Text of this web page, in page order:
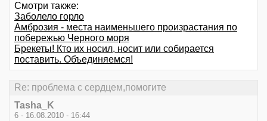
Смотри также:
Заболело горло
Амброзия - места наименьшего произрастания по
побережью Черного моря
Брекеты! Кто их носил, носит или собирается
поставить. Объединяемся!
Re: проблема с сердцем,помогите
Tasha_K
6 - 16.08.2010 - 16:44